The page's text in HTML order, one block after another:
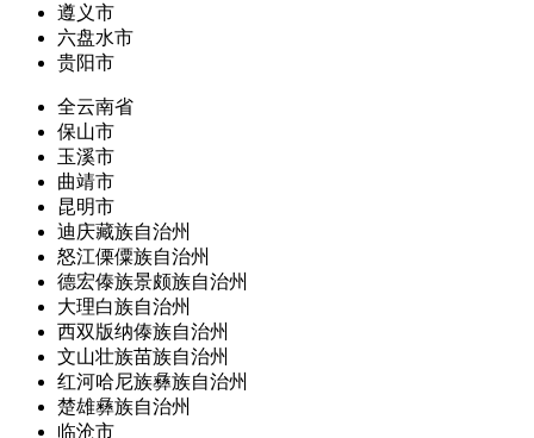
遵义市
六盘水市
贵阳市
全云南省
保山市
玉溪市
曲靖市
昆明市
迪庆藏族自治州
怒江傈僳族自治州
德宏傣族景颇族自治州
大理白族自治州
西双版纳傣族自治州
文山壮族苗族自治州
红河哈尼族彝族自治州
楚雄彝族自治州
临沧市